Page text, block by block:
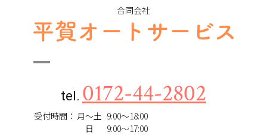
合同会社
tel. 0172-44-2802
受付時間： 月～土 9:00～18:00
日
9:00～17:00